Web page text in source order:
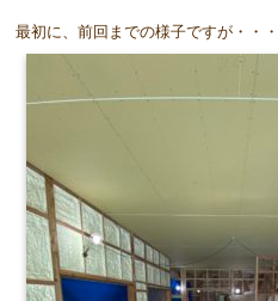
最初に、前回までの様子ですが・・・